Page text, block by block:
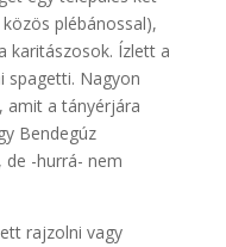
plébánossal),
karitászosok. Ízlett a
spagetti. Nagyon
amit a tányérjára
Bendegúz
de -hurrá- nem
rajzolni vagy